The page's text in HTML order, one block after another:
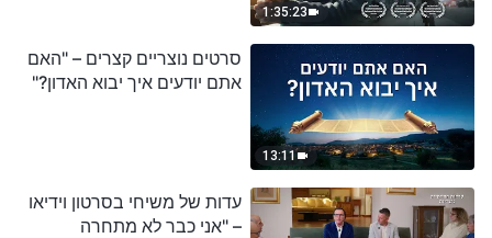
1:35:23
13:11
סרטים נוצריים קצרים – "האם
אתם יודעים איך יבוא האדון?"
עדות של משיחי בסרטון וידיאו
– "אני כבר לא מתחרה